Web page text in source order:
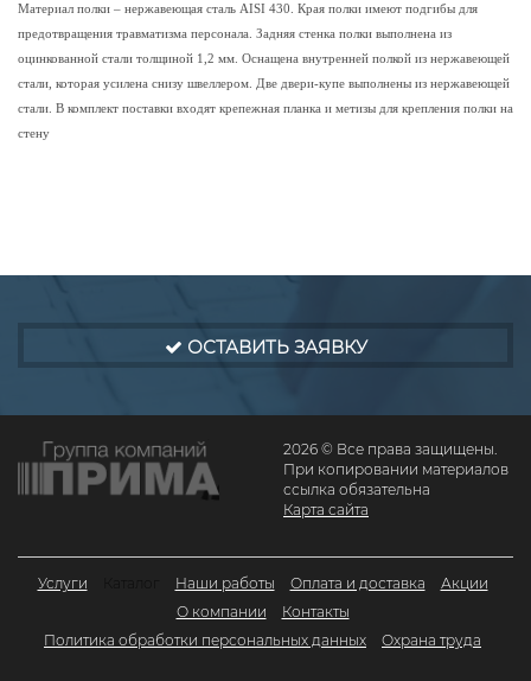
Материал полки – нержавеющая сталь AISI 430. Края полки имеют подгибы для
предотвращения травматизма персонала. Задняя стенка полки выполнена из
оцинкованной стали толщиной 1,2 мм. Оснащена внутренней полкой из нержавеющей
стали, которая усилена снизу швеллером. Две двери-купе выполнены из нержавеющей
стали. В комплект поставки входят крепежная планка и метизы для крепления полки на
стену
ОСТАВИТЬ ЗАЯВКУ
2026 © Все права защищены.
При копировании материалов
ссылка обязательна
Карта сайта
Услуги Наши работы Оплата и доставка
Акции
О компании
Контакты
Политика обработки персональных данных
Охрана труда